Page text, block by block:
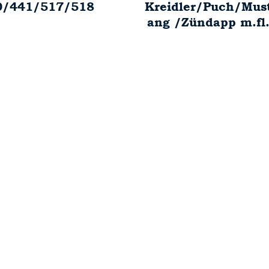
441/517/518
Kreidler/Puch/
ang /Zündapp m.fl.